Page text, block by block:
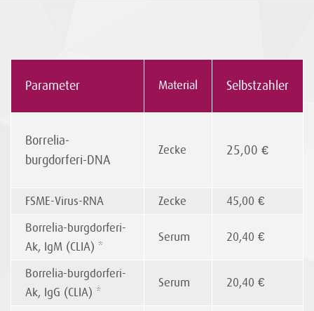
Parameter Material Selbstzahler
Borrelia-
burgdorferi-DNA
Zecke 25,00 €
FSME-Virus-RNA Zecke
45,00 €
Borrelia-burgdorferi-
Ak, IgM (CLIA) *
Serum 20,40 €
Borrelia-burgdorferi-
Ak, IgG (CLIA) *
Serum 20,40 €